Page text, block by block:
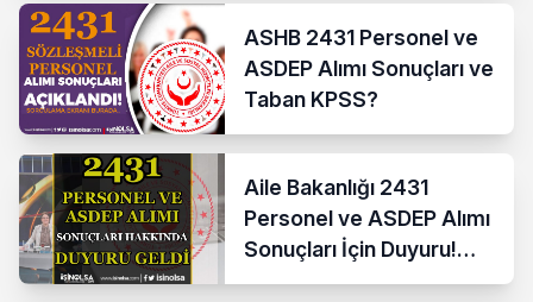
ASHB 2431 Personel ve
ASDEP Alımı Sonuçları ve
Taban KPSS?
Aile Bakanlığı 2431
Personel ve ASDEP Alımı
Sonuçları İçin Duyuru!
Derya Yanık Açıkladı!